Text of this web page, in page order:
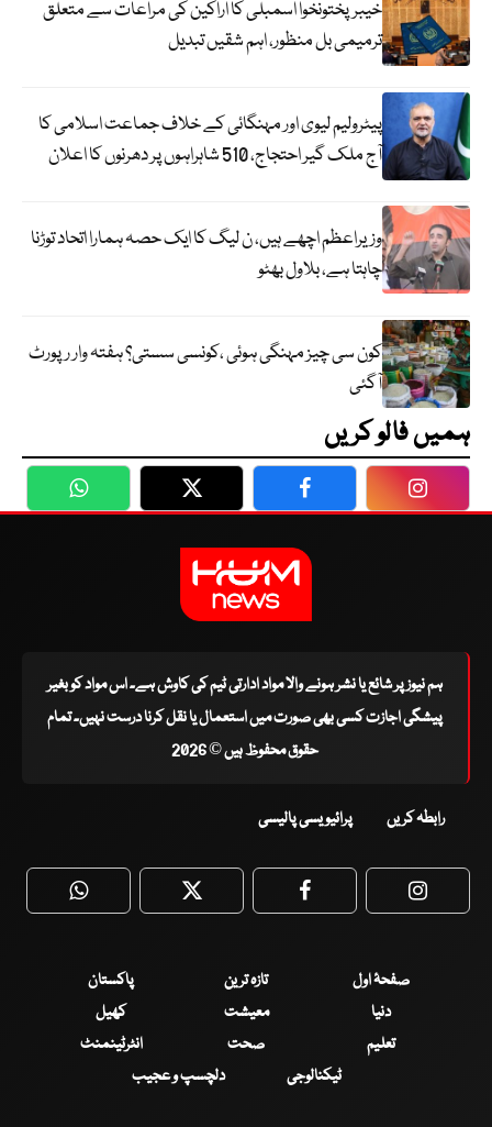
خیبرپختونخوا اسمبلی کا اراکین کی مراعات سے متعلق
ترمیمی بل منظور، اہم شقیں تبدیل
پیٹرولیم لیوی اور مہنگائی کے خلاف جماعت اسلامی کا
آج ملک گیر احتجاج، 510 شاہراہوں پر دھرنوں کا اعلان
وزیراعظم اچھے ہیں، ن لیگ کا ایک حصہ ہمارا اتحاد توڑنا
چاہتا ہے، بلاول بھٹو
کون سی چیز مہنگی ہوئی ،کونسی سستی؟ ہفتہ وار رپورٹ
آگئی
ہمیں فالو کریں
WhatsApp Twitter Facebook
ہم نیوز پر شائع یا نشر ہونے والا مواد ادارتی ٹیم کی کاوش ہے۔ اس مواد کو بغیر
پیشگی اجازت کسی بھی صورت میں استعمال یا نقل کرنا درست نہیں۔ تمام
حقوق محفوظ ہیں © 2026
رابطہ کریں پرائیویسی پالیسی
WhatsApp Twitter Facebook
صفحۂ اول تازہ ترین
پاکستان
دنیا
معیشت
کھیل
تعلیم
صحت
انٹرٹینمنٹ
ٹیکنالوجی
دلچسپ و عجیب